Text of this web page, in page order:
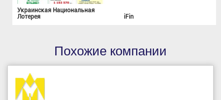
Украинская Национальная
Лотерея
iFin
Похожие компании